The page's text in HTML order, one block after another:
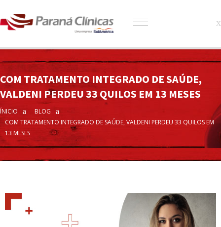
COM TRATAMENTO INTEGRADO DE SAÚDE,
VALDENI PERDEU 33 QUILOS EM 13 MESES
ÍNICIO
BLOG
COM TRATAMENTO INTEGRADO DE SAÚDE, VALDENI PERDEU 33 QUILOS EM
13 MESES